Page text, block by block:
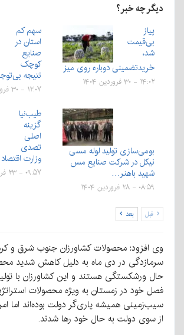
دیگر چه خبر؟
پیاز
بی‌قیمت
شد،
خریدتضمینی دوباره روی میز
۱۴:۰۲ - ۳۰ فروردین ۱۴۰۴
سهم کم
استان در
صنایع
کوچک
نتیجه بی‌توجهی
۱۲:۰۷ - ۳۰ فروردین ۱۴۰۴
بومی‌سازی تولید لوله مسی
نیکل در شرکت صنایع مس
شهید باهنر…
۰۸:۵۹ - ۲۸ فروردین ۱۴۰۴
طیب‌نیا
گزینه
اصلی
تصدی
وزارت
۰۹:۵۷ - ۲۳ فروردین ۱۴۰۴
قبل بعد
وی افزود: محصولات کشاورزان جنوب شرق و
سرمازدگی در دی ماه به دلیل کاهش شدید
حال ورشکستگی هستند و این کشاورزان با
فصل خود در زمستان به ویژه محصولات
سیب‌زمینی همیشه یاری‌گر دولت بوده‌اند اما
از سوی دولت به حال خود رها شدند.